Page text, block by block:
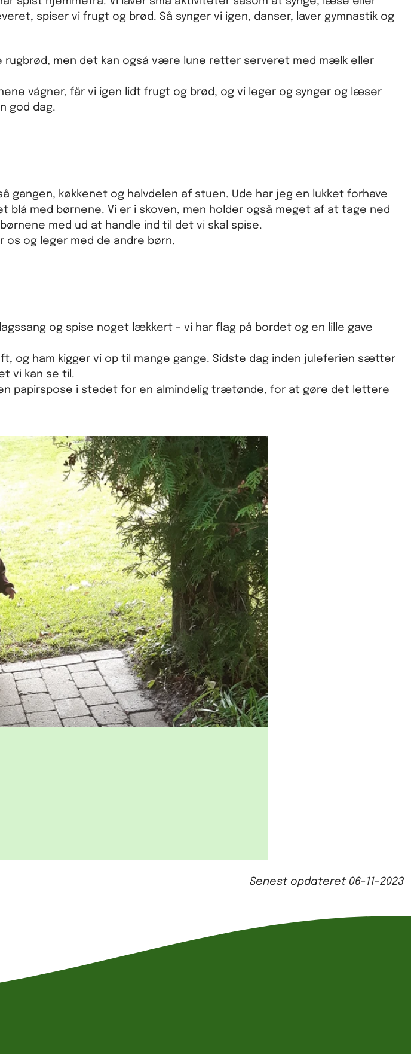
spiser vi frugt og brød. Så synger vi igen, danser, laver gymnastik og
rugbrød, men det kan også være lune retter serveret med mælk eller
vågner, får vi igen lidt frugt og brød, og vi leger og synger og læser
god dag.
køkkenet og halvdelen af stuen. Ude har jeg en lukket forhave
med børnene. Vi er i skoven, men holder også meget af at tage ned
med ud at handle ind til det vi skal spise.
os og leger med de andre børn.
og spise noget lækkert – vi har flag på bordet og en lille gave
og ham kigger vi op til mange gange. Sidste dag inden juleferien sætter
vi kan se til.
papirspose i stedet for en almindelig trætønde, for at gøre det lettere
Senest opdateret 06-11-2023